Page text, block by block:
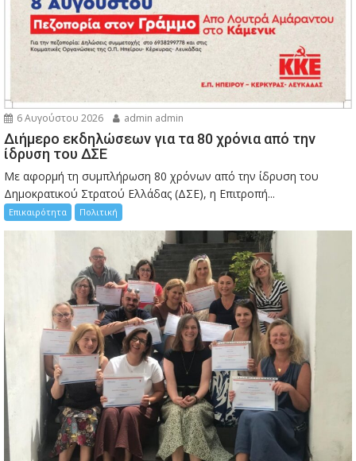
6 Αυγούστου 2026 admin admin
Διήμερο εκδηλώσεων για τα 80 χρόνια από την
ίδρυση του ΔΣΕ
Με αφορμή τη συμπλήρωση 80 χρόνων από την ίδρυση του
Δημοκρατικού Στρατού Ελλάδας (ΔΣΕ), η Επιτροπή...
Επικαιρότητα Πολιτική